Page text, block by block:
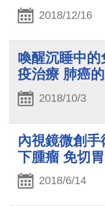
2018/12/16
喚醒沉睡中
疫治療 肺癌
2018/10/3
內視鏡微創
下腫瘤 免切胃
2018/6/14